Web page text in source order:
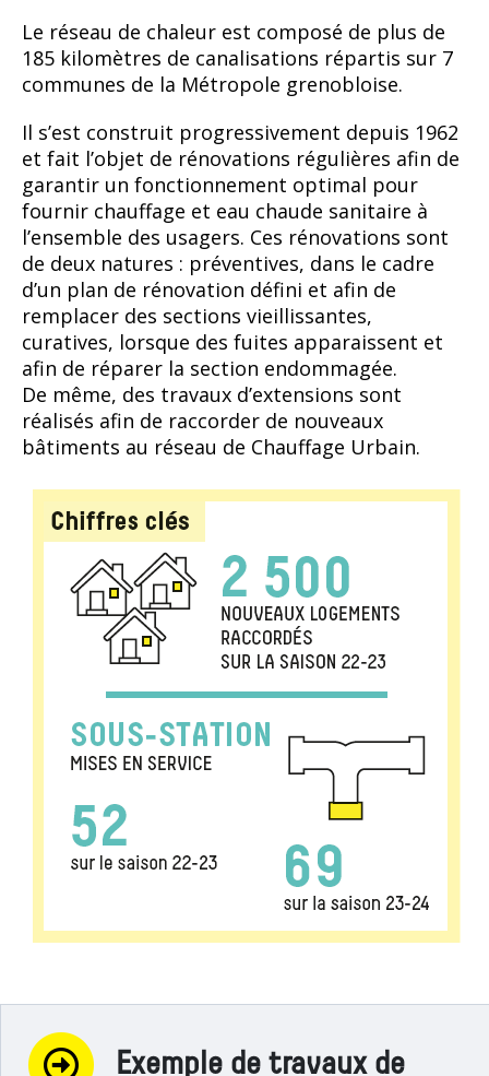
Le réseau de chaleur est composé de plus de
185 kilomètres de canalisations répartis sur 7
communes de la Métropole grenobloise.
Il s’est construit progressivement depuis 1962
et fait l’objet de rénovations régulières afin de
garantir un fonctionnement optimal pour
fournir chauffage et eau chaude sanitaire à
l’ensemble des usagers. Ces rénovations sont
de deux natures : préventives, dans le cadre
d’un plan de rénovation défini et afin de
remplacer des sections vieillissantes,
curatives, lorsque des fuites apparaissent et
afin de réparer la section endommagée.
De même, des travaux d’extensions sont
réalisés afin de raccorder de nouveaux
bâtiments au réseau de Chauffage Urbain.
Exemple de travaux de